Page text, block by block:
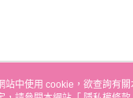
站中使用 cookie，欲查詢有